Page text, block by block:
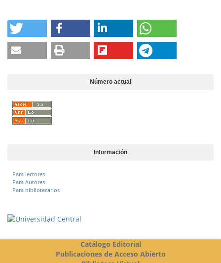
Número actual
Información
Para lectores
Para Autores
Para bibliotecarios
Vigilada Mineducación
Catálogo Editorial
Publicaciones de Acceso Abierto